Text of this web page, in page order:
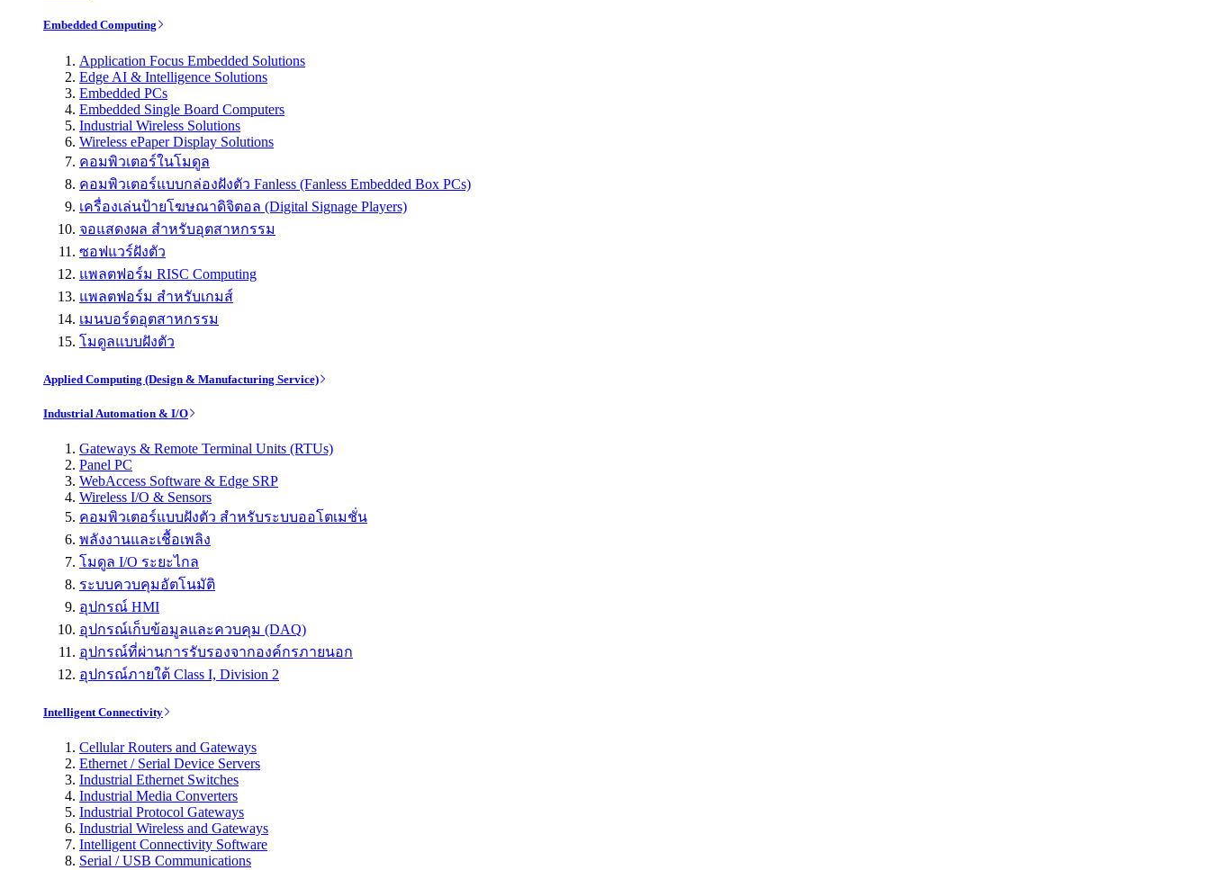
Embedded Computing
Application Focus Embedded Solutions
Edge AI & Intelligence Solutions
Embedded PCs
Embedded Single Board Computers
Industrial Wireless Solutions
Wireless ePaper Display Solutions
คอมพิวเตอร์ในโมดูล
คอมพิวเตอร์แบบกล่องฝังตัว Fanless (Fanless Embedded Box PCs)
เครื่องเล่นป้ายโฆษณาดิจิตอล (Digital Signage Players)
จอแสดงผล สำหรับอุตสาหกรรม
ซอฟแวร์ฝังตัว
แพลตฟอร์ม RISC Computing
แพลตฟอร์ม สำหรับเกมส์
เมนบอร์ดอุตสาหกรรม
โมดูลแบบฝังตัว
Applied Computing (Design & Manufacturing Service)
Industrial Automation & I/O
Gateways & Remote Terminal Units (RTUs)
Panel PC
WebAccess Software & Edge SRP
Wireless I/O & Sensors
คอมพิวเตอร์แบบฝังตัว สำหรับระบบออโตเมชั่น
พลังงานและเชื้อเพลิง
โมดูล I/O ระยะไกล
ระบบควบคุมอัตโนมัติ
อุปกรณ์ HMI
อุปกรณ์เก็บข้อมูลและควบคุม (DAQ)
อุปกรณ์ที่ผ่านการรับรองจากองค์กรภายนอก
อุปกรณ์ภายใต้ Class I, Division 2
Intelligent Connectivity
Cellular Routers and Gateways
Ethernet / Serial Device Servers
Industrial Ethernet Switches
Industrial Media Converters
Industrial Protocol Gateways
Industrial Wireless and Gateways
Intelligent Connectivity Software
Serial / USB Communications